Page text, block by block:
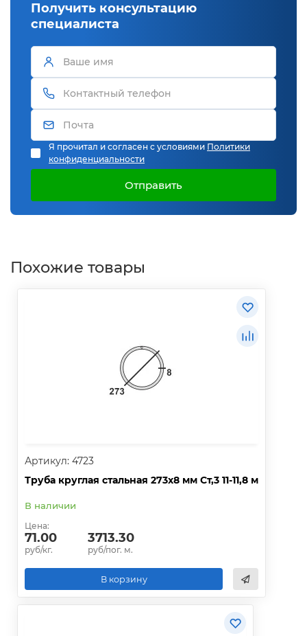
Получить консультацию
специалиста
Я прочитал и согласен с условиями Политики
конфиденциальности
Отправить
Похожие товары
Артикул: 4723
Труба круглая стальная 273х8 мм Ст,3 11-11,8 м
В наличии
Цена:
71.00
руб/кг.
3713.30
руб/пог. м.
В корзину